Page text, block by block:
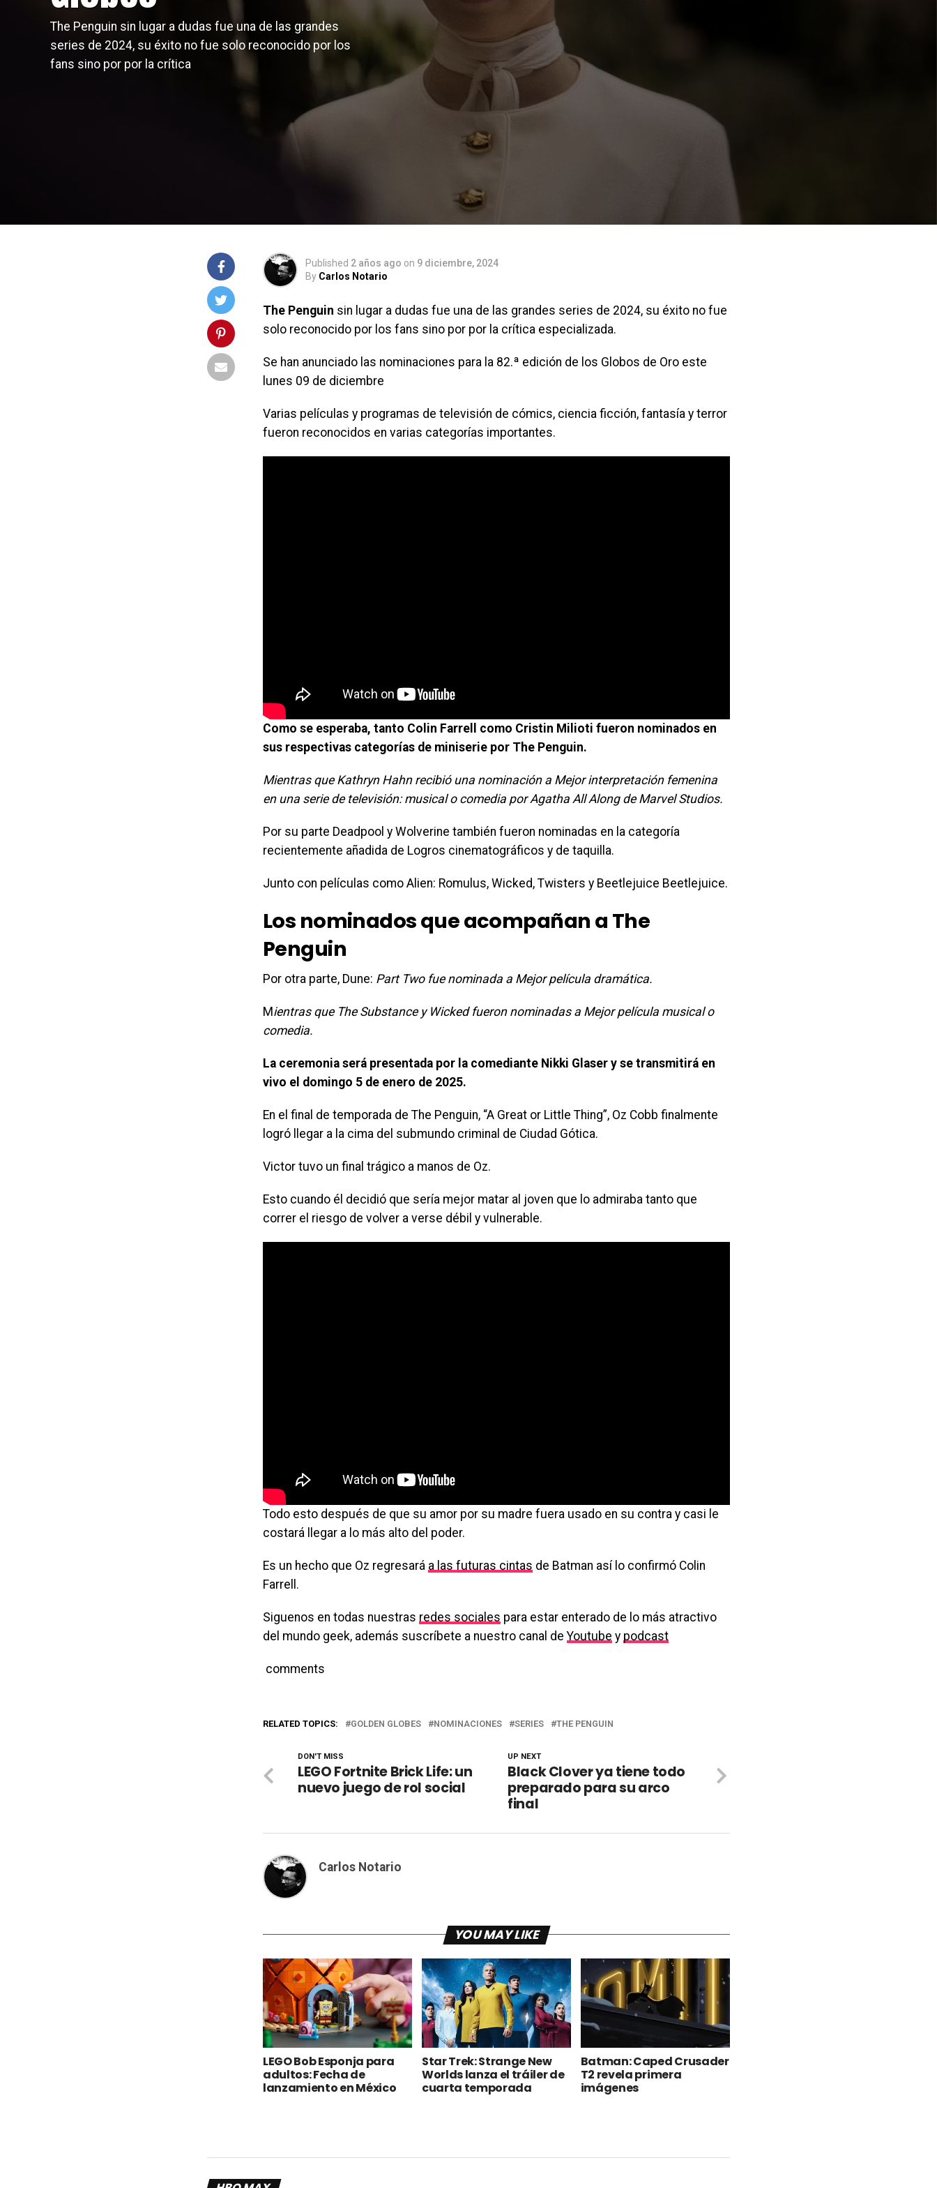
The Penguin sin lugar a dudas fue una de las grandes
series de 2024, su éxito no fue solo reconocido por los
fans sino por por la crítica
Published 2 años ago on 9 diciembre, 2024
By Carlos Notario
The Penguin sin lugar a dudas fue una de las grandes series de 2024, su éxito no fue
solo reconocido por los fans sino por por la crítica especializada.
Se han anunciado las nominaciones para la 82.ª edición de los Globos de Oro este
lunes 09 de diciembre
Varias películas y programas de televisión de cómics, ciencia ficción, fantasía y terror
fueron reconocidos en varias categorías importantes.
Como se esperaba, tanto Colin Farrell como Cristin Milioti fueron nominados en
sus respectivas categorías de miniserie por The Penguin.
Mientras que Kathryn Hahn recibió una nominación a Mejor interpretación femenina
en una serie de televisión: musical o comedia por Agatha All Along de Marvel Studios.
Por su parte Deadpool y Wolverine también fueron nominadas en la categoría
recientemente añadida de Logros cinematográficos y de taquilla.
Junto con películas como Alien: Romulus, Wicked, Twisters y Beetlejuice Beetlejuice.
Los nominados que acompañan a The
Penguin
Por otra parte, Dune: Part Two fue nominada a Mejor película dramática.
Mientras que The Substance y Wicked fueron nominadas a Mejor película musical o
comedia.
La ceremonia será presentada por la comediante Nikki Glaser y se transmitirá en
vivo el domingo 5 de enero de 2025.
En el final de temporada de The Penguin, “A Great or Little Thing”, Oz Cobb finalmente
logró llegar a la cima del submundo criminal de Ciudad Gótica.
Victor tuvo un final trágico a manos de Oz.
Esto cuando él decidió que sería mejor matar al joven que lo admiraba tanto que
correr el riesgo de volver a verse débil y vulnerable.
Todo esto después de que su amor por su madre fuera usado en su contra y casi le
costará llegar a lo más alto del poder.
Es un hecho que Oz regresará a las futuras cintas de Batman así lo confirmó Colin
Farrell.
Siguenos en todas nuestras redes sociales para estar enterado de lo más atractivo
del mundo geek, además suscríbete a nuestro canal deYoutube y podcast
comments
RELATED TOPICS: GOLDEN GLOBES NOMINACIONES SERIES THE PENGUIN
UP NEXT
Black Clover ya tiene todo
preparado para su arco
final
DON'T MISS
LEGO Fortnite Brick Life: un
nuevo juego de rol social
Carlos Notario
YOU MAY LIKE
LEGO Bob Esponja para
adultos: Fecha de
lanzamiento en México
Star Trek: Strange New
Worlds lanza el tráiler de
cuarta temporada
Batman: Caped Crusader
T2 revela primera
imágenes